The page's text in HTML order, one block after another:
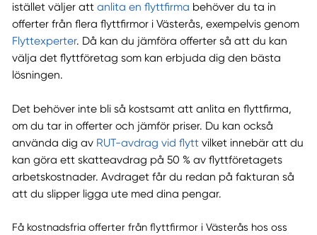
istället väljer att anlita en flyttfirma behöver du ta in
offerter från flera flyttfirmor i Västerås, exempelvis genom
Flyttexperter. Då kan du jämföra offerter så att du kan
välja det flyttföretag som kan erbjuda dig den bästa
lösningen.
Det behöver inte bli så kostsamt att anlita en flyttfirma,
om du tar in offerter och jämför priser. Du kan också
använda dig av RUT-avdrag vid flyttvilket innebär att du
kan göra ett skatteavdrag på 50 % av flyttföretagets
arbetskostnader. Avdraget får du redan på fakturan så
att du slipper ligga ute med dina pengar.
Få kostnadsfria offerter från flyttfirmor i Västerås hos oss